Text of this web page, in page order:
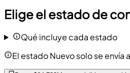
Elige el estado de
Qué incluye cada estado
El estado Nuevo solo se